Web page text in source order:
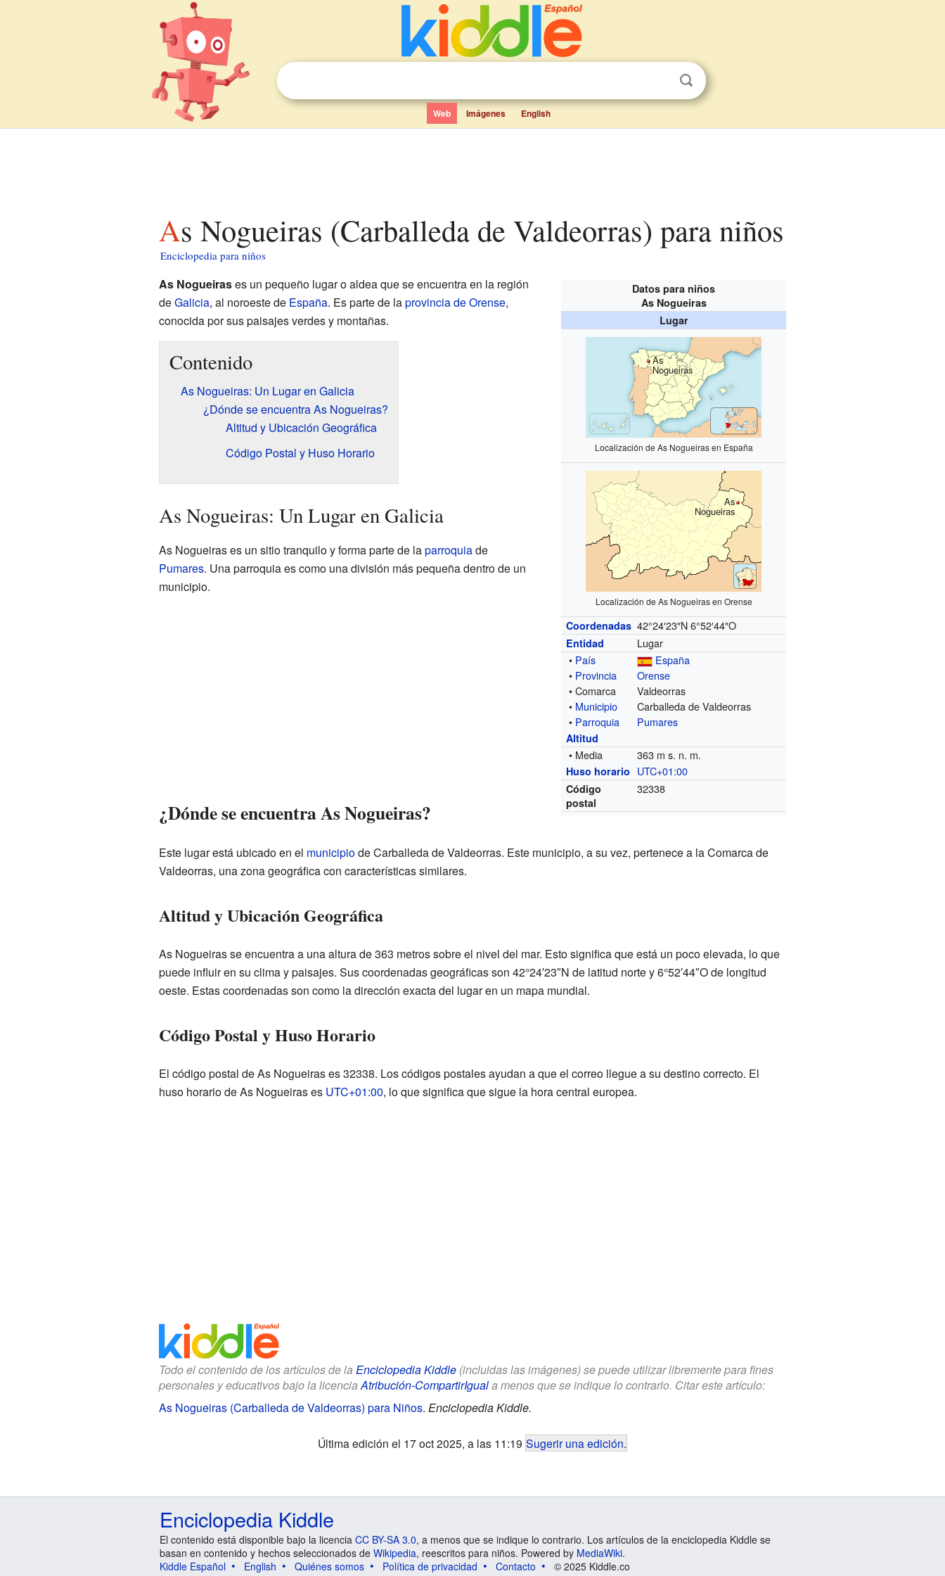
Web Imágenes English
As Nogueiras (Carballeda de Valdeorras) para niños
Enciclopedia para niños
Datos para niños
As Nogueiras
Lugar
As
Nogueiras
Localización de As Nogueiras en España
As
Nogueiras
Localización de As Nogueiras en Orense
Coordenadas 42°24′23″N 6°52′44″O
Entidad
Lugar
• País
España
• Provincia
Orense
• Comarca
Valdeorras
• Municipio
Carballeda de Valdeorras
• Parroquia Pumares
Altitud
• Media 363 m s. n. m.
Huso horario UTC+01:00
Código
postal
32338
As Nogueirases un pequeño lugar o aldea que se encuentra en la región
deGalicia, al noroeste de España. Es parte de laprovincia de Orense,
conocida por sus paisajes verdes y montañas.
Contenido
As Nogueiras: Un Lugar en Galicia
¿Dónde se encuentra As Nogueiras?
Altitud y Ubicación Geográfica
Código Postal y Huso Horario
As Nogueiras: Un Lugar en Galicia
As Nogueiras es un sitio tranquilo y forma parte de laparroquiade
Pumares. Una parroquia es como una división más pequeña dentro de un
municipio.
¿Dónde se encuentra As Nogueiras?
Este lugar está ubicado en el municipiode Carballeda de Valdeorras. Este municipio, a su vez, pertenece a la Comarca de
Valdeorras, una zona geográfica con características similares.
Altitud y Ubicación Geográfica
As Nogueiras se encuentra a una altura de 363 metros sobre el nivel del mar. Esto significa que está un poco elevada, lo que
puede influir en su clima y paisajes. Sus coordenadas geográficas son 42°24′23″N de latitud norte y 6°52′44″O de longitud
oeste. Estas coordenadas son como la dirección exacta del lugar en un mapa mundial.
Código Postal y Huso Horario
El código postal de As Nogueiras es 32338. Los códigos postales ayudan a que el correo llegue a su destino correcto. El
huso horario de As Nogueiras es UTC+01:00, lo que significa que sigue la hora central europea.
Todo el contenido de los artículos de la Enciclopedia Kiddle(incluidas las imágenes) se puede utilizar libremente para fines
personales y educativos bajo la licenciaAtribución-CompartirIguala menos que se indique lo contrario. Citar este artículo:
As Nogueiras (Carballeda de Valdeorras) para Niños. Enciclopedia Kiddle.
Última edición el 17 oct 2025, a las 11:19 Sugerir una edición.
Enciclopedia Kiddle
El contenido está disponible bajo la licencia CC BY-SA 3.0, a menos que se indique lo contrario. Los artículos de la enciclopedia Kiddle se
basan en contenido y hechos seleccionados de Wikipedia, reescritos para niños. Powered by MediaWiki.
Kiddle Español
English Quiénes somos Política de privacidad Contacto © 2025 Kiddle.co